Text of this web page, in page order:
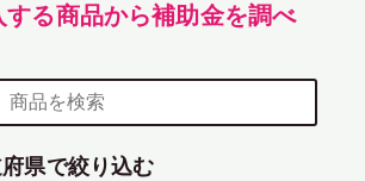
する商品から補助金を調べ
県で絞り込む